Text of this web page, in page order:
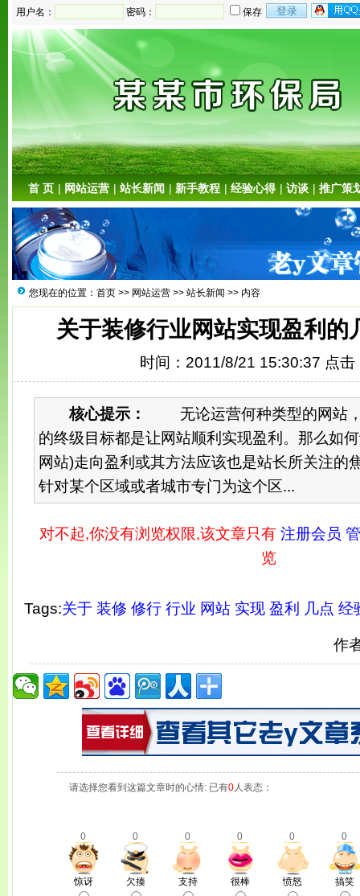
用户名： 密码： 保存
首 页 | 网站运营 |站长新闻 | 新手教程 | 经验心得 | 访谈 | 推广策
您现在的位置： 首页 >> 网站运营 >> 站长新闻 >> 内容
关于装修行业网站实现盈利的
时间：2011/8/21 15:30:37 点击
核心提示：
无论运营何种类型的网站，
的终级目标都是让网站顺利实现盈利。那么如
网站)走向盈利或其方法应该也是站长所关注的
针对某个区域或者城市专门为这个区...
对不起,你没有浏览权限,该文章只有 注册会员
览
Tags:关于 装修 修行 行业 网站 实现 盈利 几点 经
作
请选择您看到这篇文章时的心情: 已有0人表态：
0 0 0 0 0 0
惊讶 欠揍 支持 很棒 愤怒 搞笑